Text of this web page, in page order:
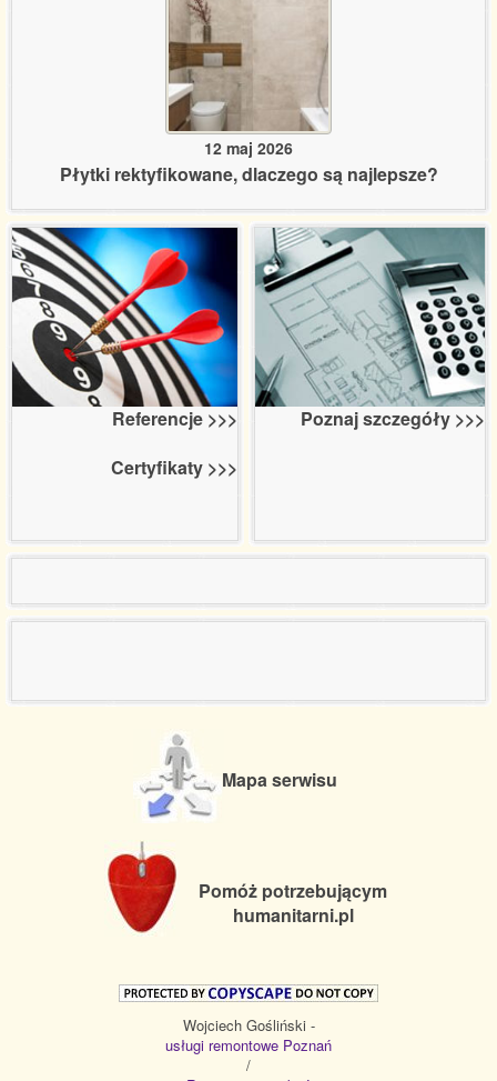
12 maj 2026
Płytki rektyfikowane, dlaczego są najlepsze?
Referencje >>>
Certyfikaty >>>
Poznaj szczegóły >>>
Mapa serwisu
Pomóż potrzebującym
humanitarni.pl
Wojciech Gośliński -
usługi remontowe Poznań
/